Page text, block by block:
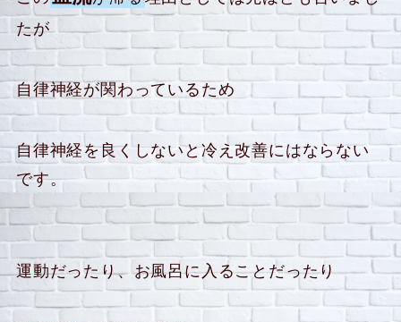
たが
自律神経が関わっているため
自律神経を良くしないと冷え改善にはならない
です。
運動だったり、お風呂に入ることだったり